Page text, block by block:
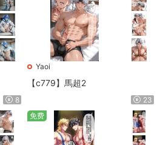
8
Yaoi
【c779】馬超2
23
免费